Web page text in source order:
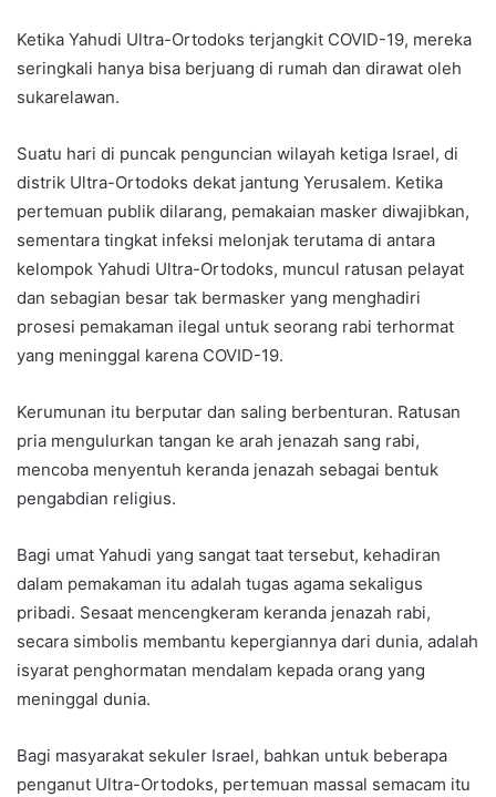
Ketika Yahudi Ultra-Ortodoks terjangkit COVID-19, mereka
seringkali hanya bisa berjuang di rumah dan dirawat oleh
sukarelawan.
Suatu hari di puncak penguncian wilayah ketiga Israel, di
distrik Ultra-Ortodoks dekat jantung Yerusalem. Ketika
pertemuan publik dilarang, pemakaian masker diwajibkan,
sementara tingkat infeksi melonjak terutama di antara
kelompok Yahudi Ultra-Ortodoks, muncul ratusan pelayat
dan sebagian besar tak bermasker yang menghadiri
prosesi pemakaman ilegal untuk seorang rabi terhormat
yang meninggal karena COVID-19.
Kerumunan itu berputar dan saling berbenturan. Ratusan
pria mengulurkan tangan ke arah jenazah sang rabi,
mencoba menyentuh keranda jenazah sebagai bentuk
pengabdian religius.
Bagi umat Yahudi yang sangat taat tersebut, kehadiran
dalam pemakaman itu adalah tugas agama sekaligus
pribadi. Sesaat mencengkeram keranda jenazah rabi,
secara simbolis membantu kepergiannya dari dunia, adalah
isyarat penghormatan mendalam kepada orang yang
meninggal dunia.
Bagi masyarakat sekuler Israel, bahkan untuk beberapa
penganut Ultra-Ortodoks, pertemuan massal semacam itu